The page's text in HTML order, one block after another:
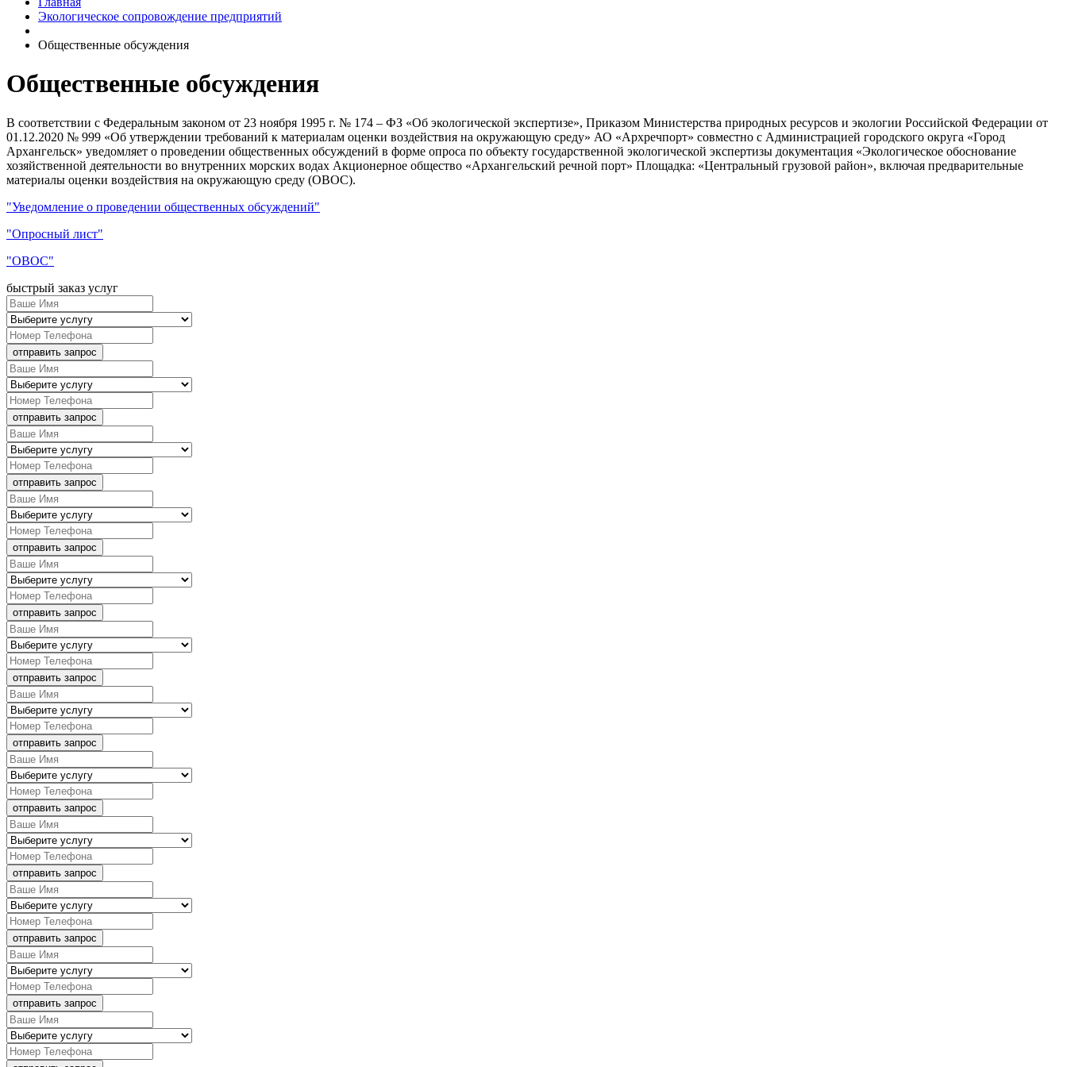
Экологическое сопровождение предприятий
Общественные обсуждения
Общественные обсуждения
В соответствии с Федеральным законом от 23 ноября 1995 г. № 174 – ФЗ «Об экологической экспертизе», Приказом Министерства природных ресурсов и экологии Российской Федерации от
01.12.2020 № 999 «Об утверждении требований к материалам оценки воздействия на окружающую среду» АО «Архречпорт» совместно с Администрацией городского округа «Город
Архангельск» уведомляет о проведении общественных обсуждений в форме опроса по объекту государственной экологической экспертизы документация «Экологическое обоснование
хозяйственной деятельности во внутренних морских водах Акционерное общество «Архангельский речной порт» Площадка: «Центральный грузовой район», включая предварительные
материалы оценки воздействия на окружающую среду (ОВОС).
"Уведомление о проведении общественных обсуждений"
"Опросный лист"
"ОВОС"
быстрый заказ услуг
отправить запрос
отправить запрос
отправить запрос
отправить запрос
отправить запрос
отправить запрос
отправить запрос
отправить запрос
отправить запрос
отправить запрос
отправить запрос